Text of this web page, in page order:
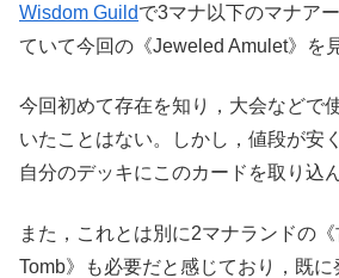
Wisdom Guildで3マナ以下のマナア
ていて今回の《Jeweled Amulet》を
今回初めて存在を知り，大会などで
いたことはない。しかし，値段が安
自分のデッキにこのカードを取り込
また，これとは別に2マナランドの
Tomb》も必要だと感じており，既